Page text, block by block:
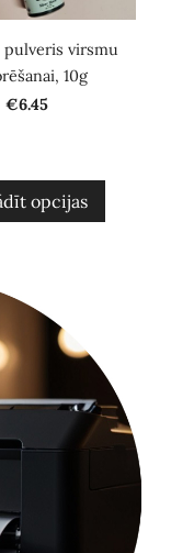
pulveris virsmu
10g
€6.45
opcijas